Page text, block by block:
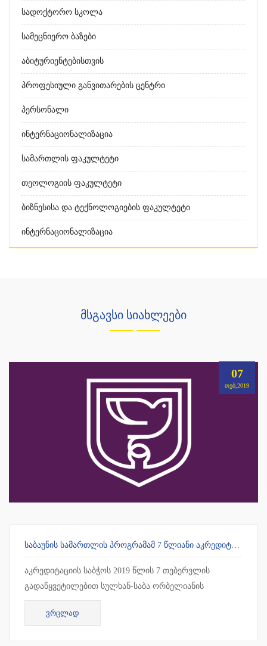
Სადოქტორო Სკოლა
Სამეცნიერო Ბაზები
Აბიტურიენტებისთვის
Პროფესიული Განვითარების Ცენტრი
Პერსონალი
Ინტერნაციონალიზაცია
Სამართლის Ფაკულტეტი
Თეოლოგიის Ფაკულტეტი
Ბიზნესისა Და Ტექნოლოგიების Ფაკულტეტი
Ინტერნაციონალიზაცია
მსგავსი სიახლეები
07
ᲗᲔᲑ,2019
ᲡᲐᲑᲐᲣᲜᲘᲡ ᲡᲐᲛᲐᲠᲗᲚᲘᲡ ᲞᲠᲝᲒᲠᲐᲛᲐᲛ 7 ᲬᲚᲘᲐᲜᲘ ᲐᲙᲠᲔᲓᲘᲢᲐᲪᲘᲐ ᲛᲘᲘᲦᲝ
აკრედიტაციის საბჭოს 2019 წლის 7 თებერვლის
გადაწყვეტილებით სულხან-საბა ორბელიანის
უნივერსიტეტის სამართლის სამაგისტრო პროგრამამ 7
წლიანი უპირობო აკრედიტაცია მიიღო !!!
ᲕᲠᲪᲚᲐᲓ